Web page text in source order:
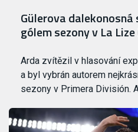
Gülerova
gólem sezony v La Lize
Arda zvítězil v hlasování
a byl vybrán autorem
sezony v Primera División.